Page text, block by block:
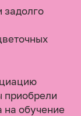
приобрели
на обучение